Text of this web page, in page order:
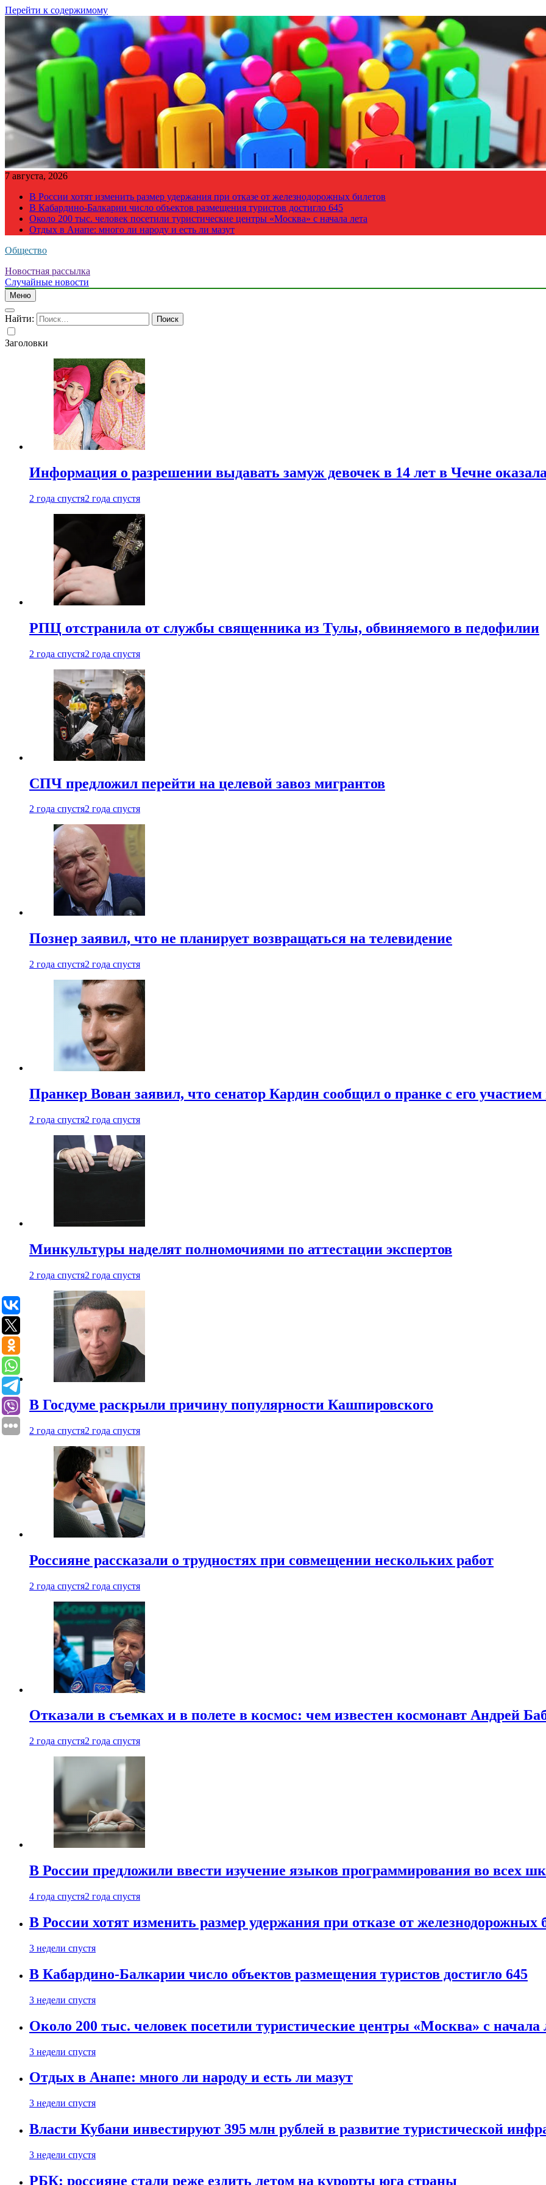
Перейти к содержимому
7 августа, 2026
В России хотят изменить размер удержания при отказе от железнодорожных билетов
В Кабардино-Балкарии число объектов размещения туристов достигло 645
Около 200 тыс. человек посетили туристические центры «Москва» с начала лета
Отдых в Анапе: много ли народу и есть ли мазут
Общество
Новостная рассылка
Случайные новости
Меню
Найти:
Заголовки
Информация о разрешении выдавать замуж девочек в 14 лет в Чечне
2 года спустя2 года спустя
РПЦ отстранила от службы священника из Тулы, обвиняемого в педофилии
2 года спустя2 года спустя
СПЧ предложил перейти на целевой завоз мигрантов
2 года спустя2 года спустя
Познер заявил, что не планирует возвращаться на телевидение
2 года спустя2 года спустя
Пранкер Вован заявил, что сенатор Кардин сообщил о пранке с его
2 года спустя2 года спустя
Минкультуры наделят полномочиями по аттестации экспертов
2 года спустя2 года спустя
В Госдуме раскрыли причину популярности Кашпировского
2 года спустя2 года спустя
Россияне рассказали о трудностях при совмещении нескольких работ
2 года спустя2 года спустя
Отказали в съемках и в полете в космос: чем известен космонавт Андрей
2 года спустя2 года спустя
В России предложили ввести изучение языков программирования во всех
4 года спустя2 года спустя
В России хотят изменить размер удержания при отказе от железнодорожных
3 недели спустя
В Кабардино-Балкарии число объектов размещения туристов достигло 645
3 недели спустя
Около 200 тыс. человек посетили туристические центры «Москва» с начала
3 недели спустя
Отдых в Анапе: много ли народу и есть ли мазут
3 недели спустя
Власти Кубани инвестируют 395 млн рублей в развитие туристической
3 недели спустя
РБК: россияне стали реже ездить летом на курорты юга страны